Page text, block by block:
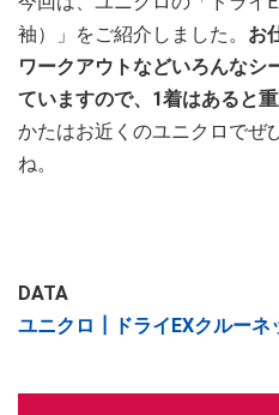
袖）」をご紹介しました。 お
ワークアウトなどいろんなシ
ていますので、1着はあると重
かたはお近くのユニクロでぜ
ね。
DATA
ユニクロ┃ドライEXクルーネ